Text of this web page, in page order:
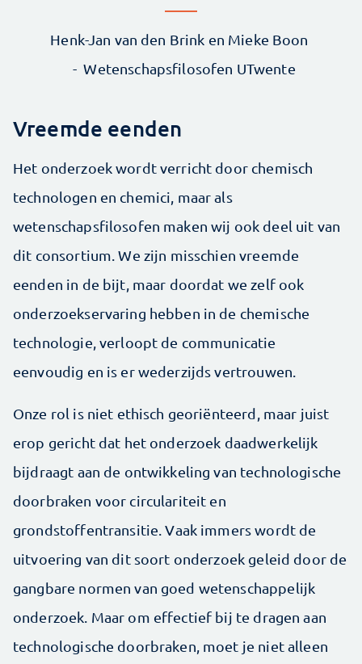
Henk-Jan van den Brink en Mieke Boon
Wetenschapsfilosofen UTwente
Vreemde eenden
Het onderzoek wordt verricht door chemisch
technologen en chemici, maar als
wetenschapsfilosofen maken wij ook deel uit van
dit consortium. We zijn misschien vreemde
eenden in de bijt, maar doordat we zelf ook
onderzoekservaring hebben in de chemische
technologie, verloopt de communicatie
eenvoudig en is er wederzijds vertrouwen.
Onze rol is niet ethisch georiënteerd, maar juist
erop gericht dat het onderzoek daadwerkelijk
bijdraagt aan de ontwikkeling van technologische
doorbraken voor circulariteit en
grondstoffentransitie. Vaak immers wordt de
uitvoering van dit soort onderzoek geleid door de
gangbare normen van goed wetenschappelijk
onderzoek. Maar om effectief bij te dragen aan
technologische doorbraken, moet je niet alleen